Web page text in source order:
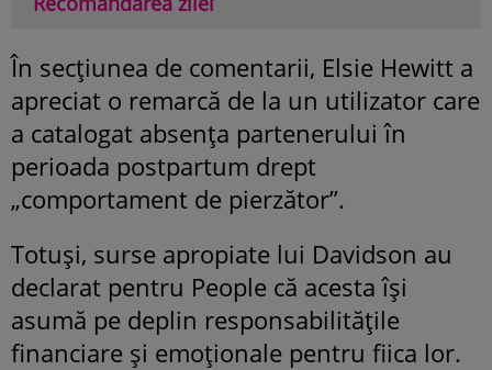
În secțiunea de comentarii, Elsie Hewitt a
apreciat o remarcă de la un utilizator care
a catalogat absența partenerului în
perioada postpartum drept
„comportament de pierzător”.
Totuși, surse apropiate lui Davidson au
declarat pentru People că acesta își
asumă pe deplin responsabilitățile
financiare și emoționale pentru fiica lor.